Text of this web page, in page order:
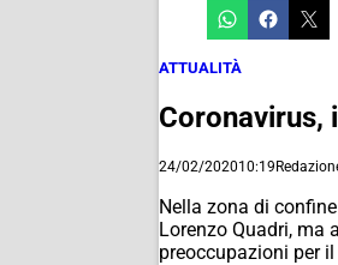
ATTUALITÀ
Coronavirus,
24/02/202010:19
Nella zona di
Lorenzo Quadri, ma
preoccupazioni per